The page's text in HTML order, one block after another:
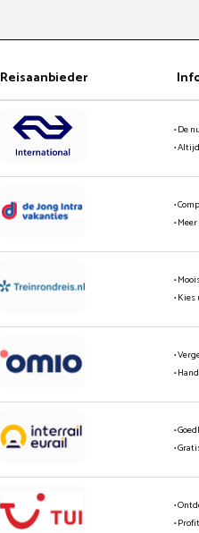
Reisaanbieder
• De
•
•
•
•
•
•
•
•
•
•
•